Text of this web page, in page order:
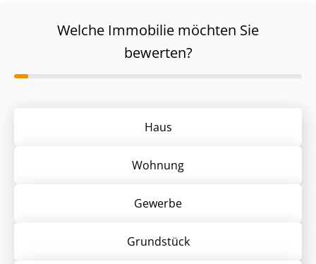
Welche Immobilie möchten Sie
bewerten?
Haus
Wohnung
Gewerbe
Grund­stück